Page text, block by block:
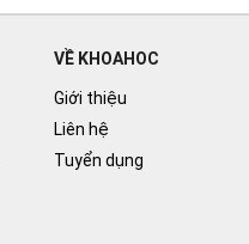
VỀ KHOAHOC
Giới thiệu
Liên hệ
Tuyển dụng